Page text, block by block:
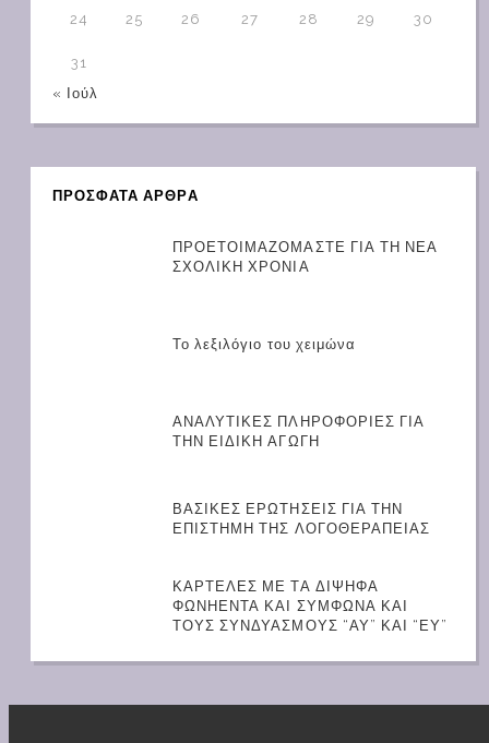
24 25 26 27 28 29 30
31
« Ιούλ
ΠΡΟΣΦΑΤΑ ΑΡΘΡΑ
ΠΡΟΕΤΟΙΜΑΖΟΜΑΣΤΕ ΓΙΑ ΤΗ ΝΕΑ
ΣΧΟΛΙΚΗ ΧΡΟΝΙΑ
Το λεξιλόγιο του χειμώνα
ΑΝΑΛΥΤΙΚΕΣ ΠΛΗΡΟΦΟΡΙΕΣ ΓΙΑ
ΤΗΝ ΕΙΔΙΚΗ ΑΓΩΓΗ
ΒΑΣΙΚΕΣ ΕΡΩΤΗΣΕΙΣ ΓΙΑ ΤΗΝ
ΕΠΙΣΤΗΜΗ ΤΗΣ ΛΟΓΟΘΕΡΑΠΕΙΑΣ
ΚΑΡΤΕΛΕΣ ΜΕ ΤΑ ΔΙΨΗΦΑ
ΦΩΝΗΕΝΤΑ ΚΑΙ ΣΥΜΦΩΝΑ ΚΑΙ
ΤΟΥΣ ΣΥΝΔΥΑΣΜΟΥΣ “ΑΥ” ΚΑΙ “ΕΥ”